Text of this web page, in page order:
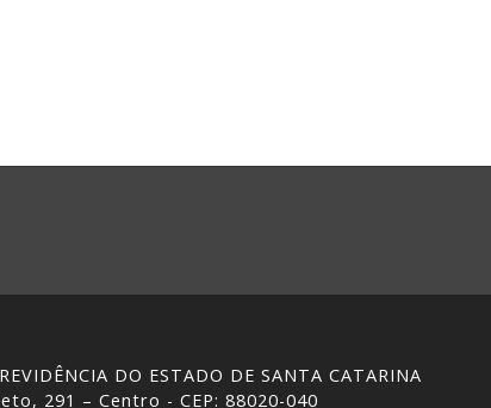
DO ESTADO DE SANTA CATARINA
291 – Centro - CEP: 88020-040